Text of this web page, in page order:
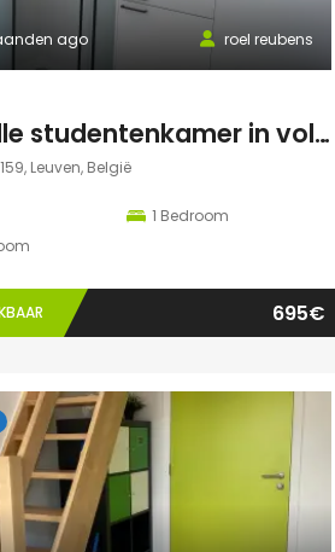
roel reubens
ago
stijlvolle studentenkamer in volledig gerenoveerd studentenhuis
Leuven, België
1 Bedroom
695€